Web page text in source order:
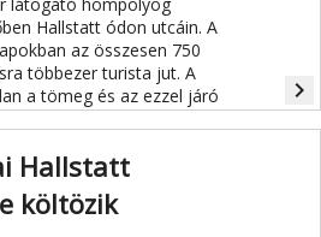
Hallstatt ódon utcáin. A
az összesen 750
többezer turista jut. A
a tömeg és az ezzel járó
helyiek az öreg
navigate_next
Hallstatt
költözik